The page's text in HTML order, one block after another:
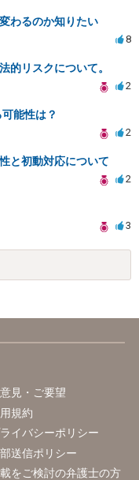
わるのか知りたい
8
的リスクについて。
2
能性は？
2
と初動対応について
2
3
見・ご要望
規約
イバシーポリシー
送信ポリシー
をご検討の弁護士の方